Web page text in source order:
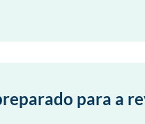
para a